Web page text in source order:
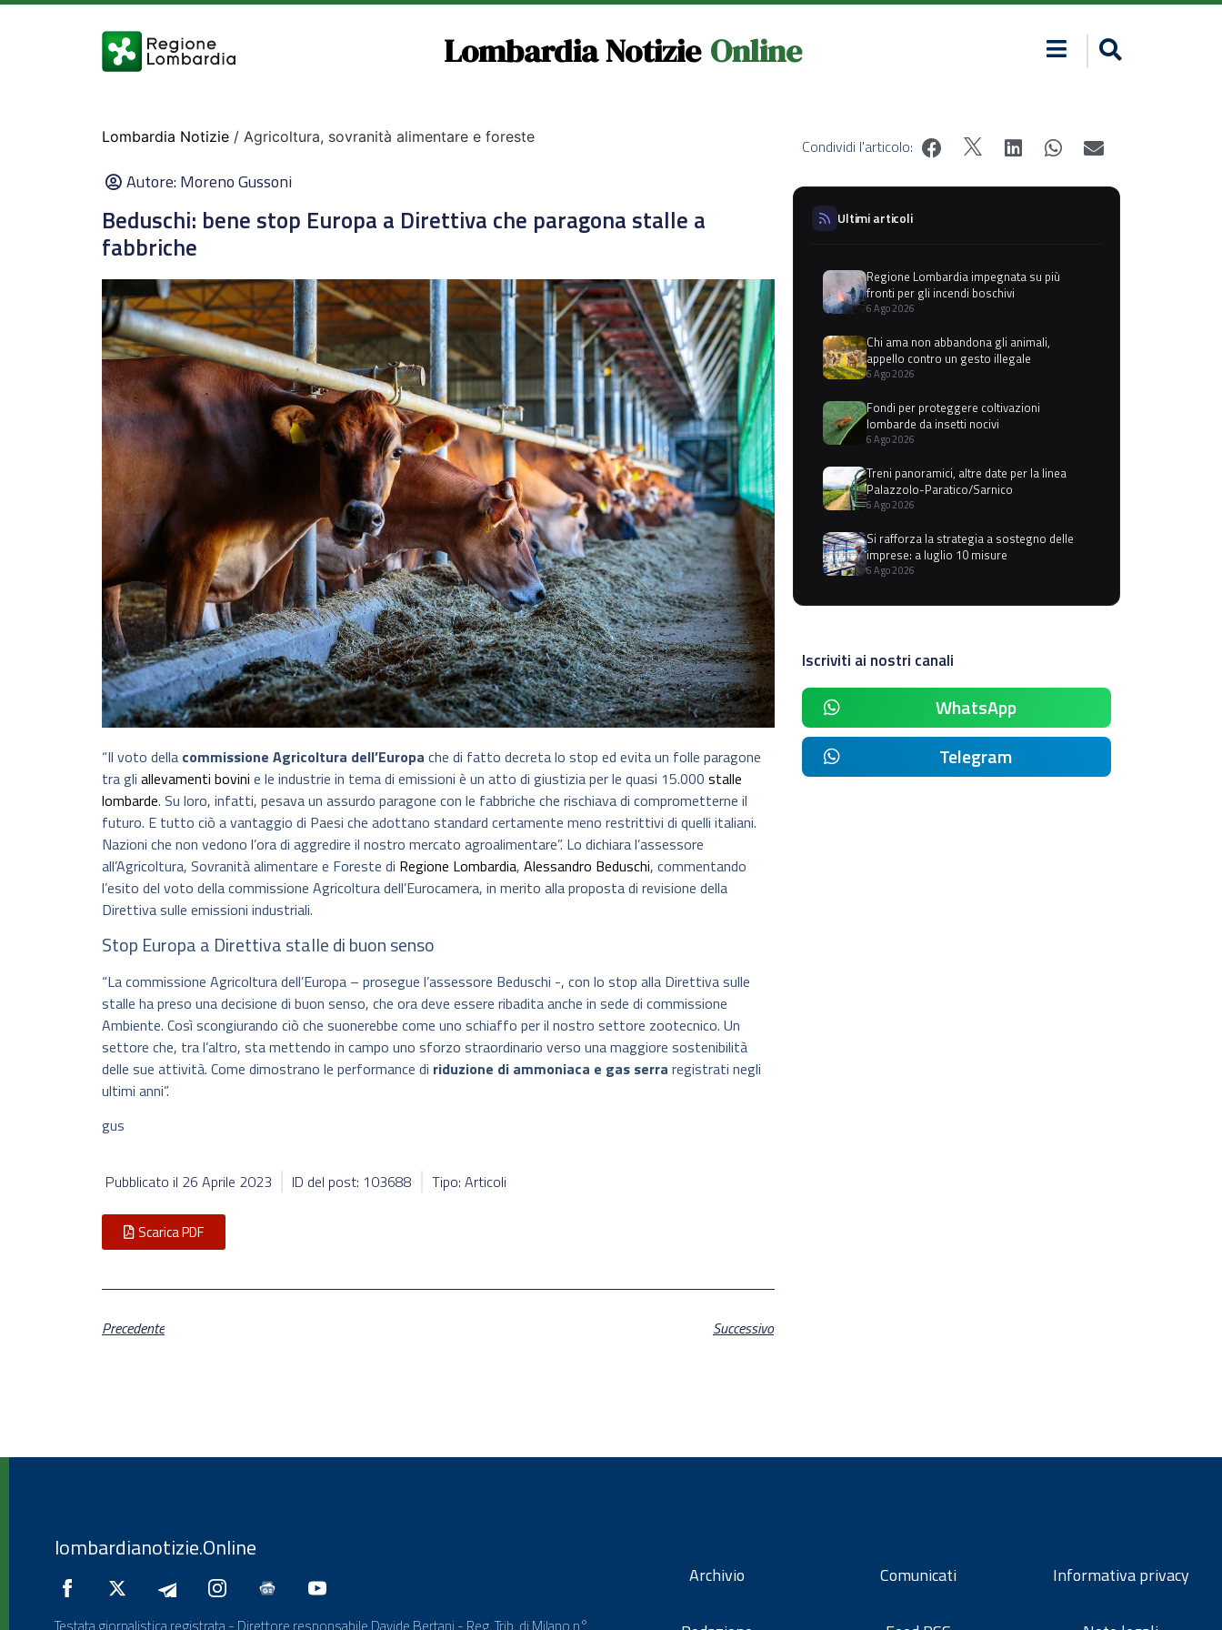
Lombardia Notizie Online
Lombardia Notizie / Agricoltura, sovranità alimentare e foreste
Autore:Moreno Gussoni
Beduschi: bene stop Europa a Direttiva che paragona stalle a
fabbriche
“Il voto della commissione Agricoltura dell’Europa che di fatto decreta lo stop ed evita un folle paragone
tra gli allevamenti bovini e le industrie in tema di emissioni è un atto di giustizia per le quasi 15.000 stalle
lombarde. Su loro, infatti, pesava un assurdo paragone con le fabbriche che rischiava di comprometterne il
futuro. E tutto ciò a vantaggio di Paesi che adottano standard certamente meno restrittivi di quelli italiani.
Nazioni che non vedono l’ora di aggredire il nostro mercato agroalimentare”. Lo dichiara l’assessore
all’Agricoltura, Sovranità alimentare e Foreste di Regione Lombardia, Alessandro Beduschi, commentando
l’esito del voto della commissione Agricoltura dell’Eurocamera, in merito alla proposta di revisione della
Direttiva sulle emissioni industriali.
Stop Europa a Direttiva stalle di buon senso
“La commissione Agricoltura dell’Europa – prosegue l’assessore Beduschi -, con lo stop alla Direttiva sulle
stalle ha preso una decisione di buon senso, che ora deve essere ribadita anche in sede di commissione
Ambiente. Così scongiurando ciò che suonerebbe come uno schiaffo per il nostro settore zootecnico. Un
settore che, tra l’altro, sta mettendo in campo uno sforzo straordinario verso una maggiore sostenibilità
delle sue attività. Come dimostrano le performance di riduzione di ammoniaca e gas serra registrati negli
ultimi anni”.
gus
Pubblicato il 26 Aprile 2023 ID del post: 103688 Tipo: Articoli
Scarica PDF
Precedente Successivo
Condividi l'articolo:
Ultimi articoli
Regione Lombardia impegnata su più
fronti per gli incendi boschivi
6 Ago 2026
Chi ama non abbandona gli animali,
appello contro un gesto illegale
6 Ago 2026
Fondi per proteggere coltivazioni
lombarde da insetti nocivi
6 Ago 2026
Treni panoramici, altre date per la linea
Palazzolo-Paratico/Sarnico
6 Ago 2026
Si rafforza la strategia a sostegno delle
imprese: a luglio 10 misure
6 Ago 2026
Iscriviti ai nostri canali
WhatsApp
Telegram
lombardianotizie.Online
Archivio Comunicati Informativa privacy